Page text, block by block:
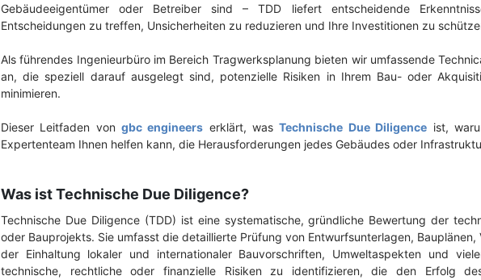
Gebäudeeigentümer oder Betreiber sind – TDD liefert entscheidende
Entscheidungen zu treffen, Unsicherheiten zu reduzieren und Ihre Investitionen zu
Als führendes Ingenieurbüro im Bereich Tragwerksplanung bieten wir umfassende
an, die speziell darauf ausgelegt sind, potenzielle Risiken in Ihrem Bau- oder
minimieren.
Dieser Leitfaden vongbc engineers erklärt, wasTechnische Due Diligence ist,
Expertenteam Ihnen helfen kann, die Herausforderungen jedes Gebäudes oder
Was ist Technische Due Diligence?
Technische Due Diligence (TDD) ist eine systematische, gründliche Bewertung der
oder Bauprojekts. Sie umfasst die detaillierte Prüfung von Entwurfsunterlagen,
der Einhaltung lokaler und internationaler Bauvorschriften, Umweltaspekten und
technische, rechtliche oder finanzielle Risiken zu identifizieren, die den Erfolg